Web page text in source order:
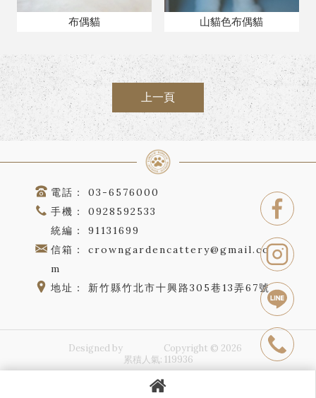
布偶貓 山貓色布偶貓
上一頁
03-6576000
0928592533
91131699
crowngardencattery@gmail.co
m
新竹縣竹北市十興路305巷13弄67號
Designed by Copyright © 2026
累積人氣: 119936